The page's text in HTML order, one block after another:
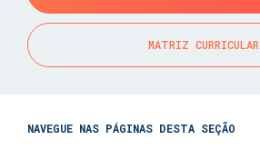
MATRIZ CURRICULAR
NAVEGUE NAS PÁGINAS DESTA SEÇÃO